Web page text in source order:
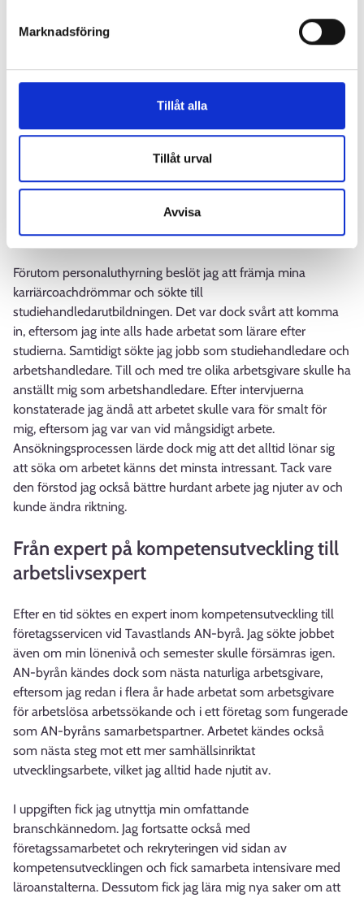
Marknadsföring
Tillåt alla
Tillåt urval
Avvisa
branschkompetens till byggbranschen, logistik, industri och
fastighetsskötsel.
bekanta mig med dem. Jag inledde ett nära samarbete med
redan när jag arbetade på Clas Ohlson upplevde att regionalt
samarbete var till nytta. Tack vare samarbetet lärde jag känna
arbetsgivares varumärke mer känt, utan också mig själv. Min
far har alltid sagt att ett väl utfört arbete är den bästa
marknadsföringsmetoden.
Förutom personaluthyrning beslöt jag att främja mina
karriärcoachdrömmar och sökte till
studiehandledarutbildningen. Det var dock svårt att komma
in, eftersom jag inte alls hade arbetat som lärare efter
studierna. Samtidigt sökte jag jobb som studiehandledare och
arbetshandledare. Till och med tre olika arbetsgivare skulle ha
anställt mig som arbetshandledare. Efter intervjuerna
konstaterade jag ändå att arbetet skulle vara för smalt för
mig, eftersom jag var van vid mångsidigt arbete.
Ansökningsprocessen lärde dock mig att det alltid lönar sig
att söka om arbetet känns det minsta intressant. Tack vare
den förstod jag också bättre hurdant arbete jag njuter av och
kunde ändra riktning.
Från expert på kompetensutveckling till
arbetslivsexpert
Efter en tid söktes en expert inom kompetensutveckling till
företagsservicen vid Tavastlands AN-byrå. Jag sökte jobbet
även om min lönenivå och semester skulle försämras igen.
AN-byrån kändes dock som nästa naturliga arbetsgivare,
eftersom jag redan i flera år hade arbetat som arbetsgivare
för arbetslösa arbetssökande och i ett företag som fungerade
som AN-byråns samarbetspartner. Arbetet kändes också
som nästa steg mot ett mer samhällsinriktat
utvecklingsarbete, vilket jag alltid hade njutit av.
I uppgiften fick jag utnyttja min omfattande
branschkännedom. Jag fortsatte också med
företagssamarbetet och rekryteringen vid sidan av
kompetensutvecklingen och fick samarbeta intensivare med
läroanstalterna. Dessutom fick jag lära mig nya saker om att